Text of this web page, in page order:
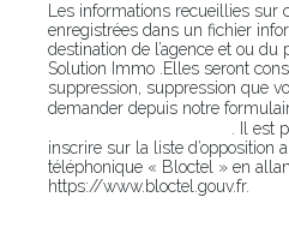
Les informations recueillies sur
enregistrées dans un fichier
destination de l’agence et ou
Solution Immo .Elles seront
suppression, suppression que
demander depuis notre
. Il est
inscrire sur la liste d’opposition
téléphonique « Bloctel » en
https://www.bloctel.gouv.fr.